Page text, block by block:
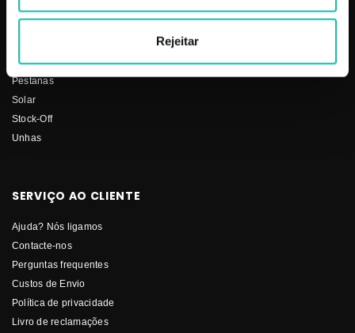
Rejeitar
Makeup
Perfumes
Pestanas
Solar
Stock-Off
Unhas
SERVIÇO AO CLIENTE
Ajuda? Nós ligamos
Contacte-nos
Perguntas frequentes
Custos de Envio
Política de privacidade
Livro de reclamações